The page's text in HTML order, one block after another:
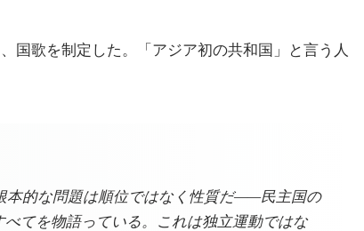
国歌を制定した。「アジア初の共和国」と言う人
本的な問題は順位ではなく性質だ——民主国の
てを物語っている。これは独立運動ではな